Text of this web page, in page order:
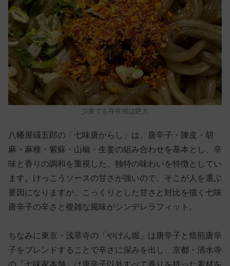
少量でも存在感は絶大
八幡屋礒五郎の「七味唐からし」は、唐辛子・陳皮・胡
麻・麻種・紫蘇・山椒・生姜の組み合わせを基本とし、辛
味と香りの調和を重視した、独特の味わいを特徴としてい
ます。けっこうソースの甘さが強いので、そこが人を選ぶ
要因になりますが、こっくりとした甘さと対比を描く七味
唐辛子の辛さと複雑な風味がシンデレラフィット。
ちなみに東京・浅草寺の「やげん堀」は唐辛子と焙煎唐辛
子をブレンドすることで辛さに深みを出し、京都・清水寺